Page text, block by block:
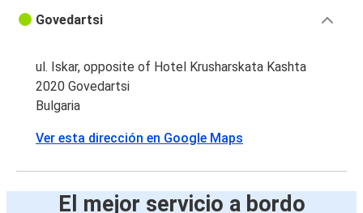
Govedartsi
ul. Iskar, opposite of Hotel Krusharskata Kashta
2020 Govedartsi
Bulgaria
Ver esta dirección en Google Maps
El mejor servicio a bordo